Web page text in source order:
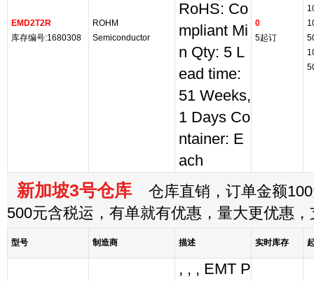
EMD2T2R
库存编号:1680308
ROHM
Semiconductor
RoHS: Co
mpliant Mi
n Qty: 5 L
ead time:
51 Weeks,
1 Days Co
ntainer: E
ach
0
5起订
新加坡3号仓库 仓库直销，订单金额
500元含税运，有单就有优惠，量大更优惠
型号 制造商 描述 实时库存
, , , EMT P